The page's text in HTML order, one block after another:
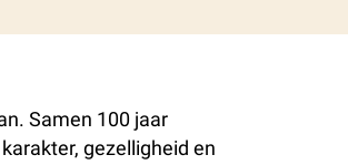
Samen 100 jaar
gezelligheid en